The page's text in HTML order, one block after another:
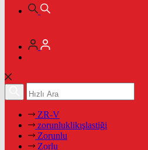
ZR-V
zorunluklikışlastiği
Zorunlu
Zorlu